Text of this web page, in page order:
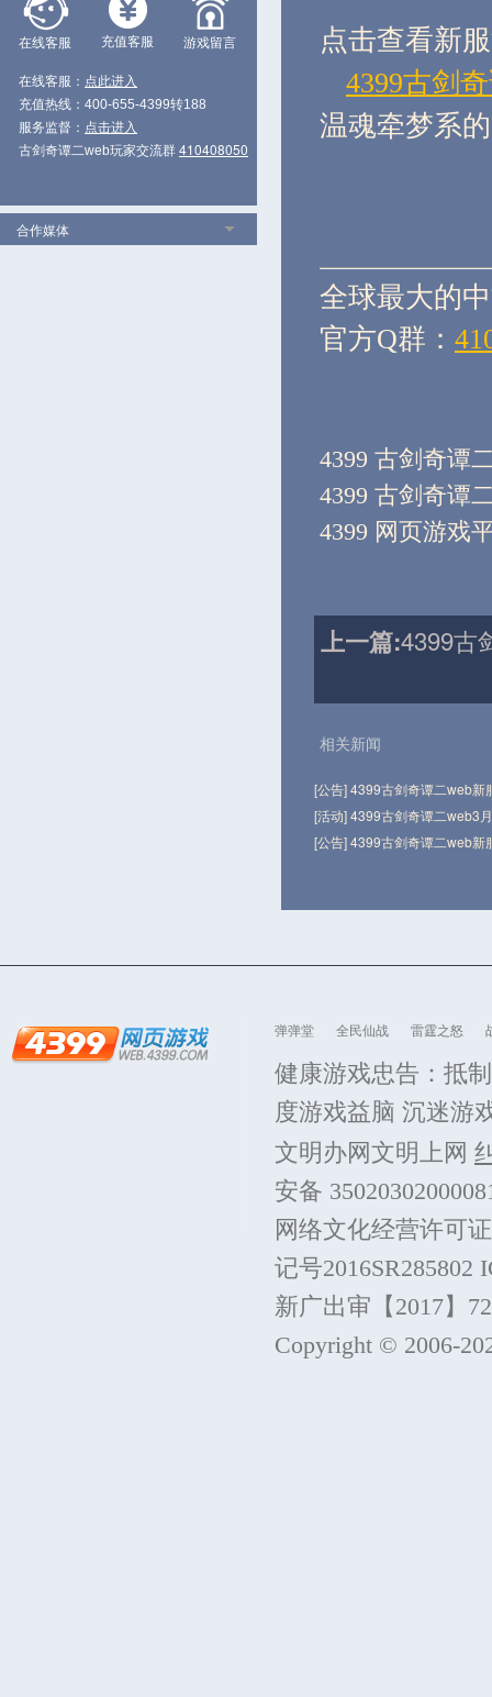
在线客服 充值客服 游戏留言
在线客服： 点此进入
充值热线：400-655-4399转188
服务监督： 点击进入
古剑奇谭二web玩家交流群 410408050
合作媒体
点击查看新
4399古剑
温魂牵梦系
全球最大的
官方Q群：
4399 古剑奇谭
4399 古剑奇谭
4399 网页游戏
上一篇:4399古
相关新闻
[公告] 4399古剑奇谭二web新
[活动] 4399古剑奇谭二web3
[公告] 4399古剑奇谭二web新
弹弹堂 全民仙战 雷霆之怒
健康游戏忠告：抵
度游戏益脑 沉迷游
文明办网文明上网
安备
网络文化经营许可
记号2016SR285802
新广出审【2017】
Copyright © 2006-